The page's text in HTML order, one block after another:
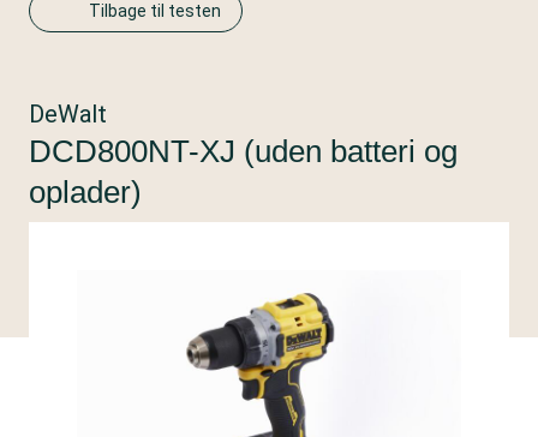
Tilbage til testen
DeWalt
DCD800NT-XJ (uden batteri og
oplader)